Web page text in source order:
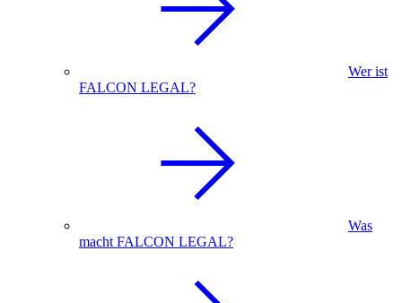
Wer ist
FALCON LEGAL?
Was
macht FALCON LEGAL?